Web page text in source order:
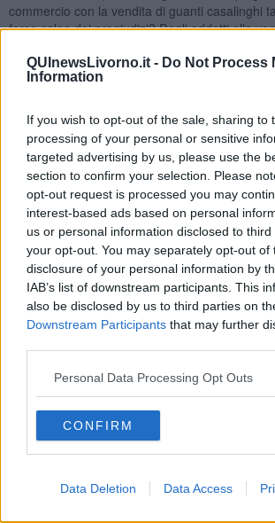
QUInewsLivorno.it - Do Not Process
Information
If you wish to opt-out of the sale, sharing to
processing of your personal or sensitive
targeted advertising by us, please use the
section to confirm your selection. Please
opt-out request is processed you may
interest-based ads based on personal
us or personal information disclosed to
your opt-out. You may separately opt-out of
disclosure of your personal information by
IAB’s list of downstream participants. This
also be disclosed by us to third parties on
Downstream Participants that may further
Personal Data Processing Opt Outs
CONFIRM
Data Deletion Data Access
commercio con la vendita di guanti casalinghi
forse colpa dei pregiudizi? Degli addetti alla
Gianni Micheli
Se vuoi leggere le notizie principali della
Newsletter QUInews - ToscanaMedia.Arriva
alle 20:00 direttamente nella tua casella di posta.
Basta cliccareQUI
Ti potrebbe interessare anche:
Articoli dal Blog “Pagine allegre” di Gianni
Ode ai lacci
​L’elenco telefonico
​Il caffè Mattia Moreni
​In casa ho una macchina del tempo
Professione: reporter
​Senza tasche, un po’ come me
​Il presepe di San Martino